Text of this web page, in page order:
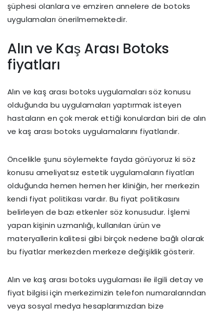
şüphesi olanlara ve emziren annelere de botoks
uygulamaları önerilmemektedir.
Alın ve Kaş Arası Botoks
fiyatları
Alın ve kaş arası botoks uygulamaları söz konusu
olduğunda bu uygulamaları yaptırmak isteyen
hastaların en çok merak ettiği konulardan biri de alın
ve kaş arası botoks uygulamalarını fiyatlarıdır.
Öncelikle şunu söylemekte fayda görüyoruz ki söz
konusu ameliyatsız estetik uygulamaların fiyatları
olduğunda hemen hemen her kliniğin, her merkezin
kendi fiyat politikası vardır. Bu fiyat politikasını
belirleyen de bazı etkenler söz konusudur. İşlemi
yapan kişinin uzmanlığı, kullanılan ürün ve
materyallerin kalitesi gibi birçok nedene bağlı olarak
bu fiyatlar merkezden merkeze değişiklik gösterir.
Alın ve kaş arası botoks uygulaması ile ilgili detay ve
fiyat bilgisi için merkezimizin telefon numaralarından
veya sosyal medya hesaplarımızdan bize